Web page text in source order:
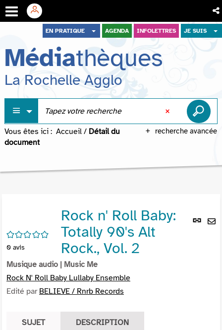
menu
contenu
recherche
EN PRATIQUE AGENDA INFOLETTRES JE SUIS
Médiathèques
La Rochelle Agglo
recherche avancée
Vous êtes ici : Accueil / Détail du
document
Lien
/5
0 avis
Rock n' Roll Baby:
Totally 90's Alt
Rock., Vol. 2
Musique audio | Music Me
Rock N' Roll Baby Lullaby Ensemble
Edité par BELIEVE / Rnrb Records
SUJET DESCRIPTION